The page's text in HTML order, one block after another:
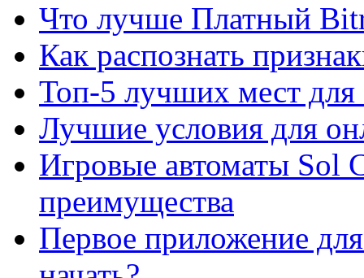
Что лучше Платный
Как распознать
Топ-5 лучших мест для
Лучшие условия для
Игровые автоматы Sol
преимущества
Первое приложение